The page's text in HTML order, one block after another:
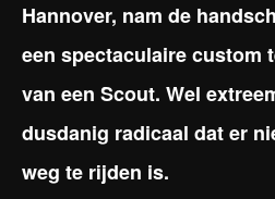
Hannover, nam de
een spectaculaire custom
van een Scout. Wel
dusdanig radicaal dat er
weg te rijden is.